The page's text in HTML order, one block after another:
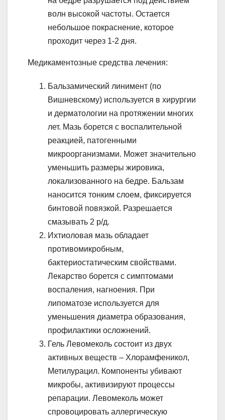
волн высокой частоты. Остается
небольшое покраснение, которое
проходит через 1-2 дня.
Медикаментозные средства лечения:
Бальзамический линимент (по
Вишневскому) используется в хирургии
и дерматологии на протяжении многих
лет. Мазь борется с воспалительной
реакцией, патогенными
микроорганизмами. Может значительно
уменьшить размеры жировика,
локализованного на бедре. Бальзам
наносится тонким слоем, фиксируется
бинтовой повязкой. Разрешается
смазывать 2 р/д.
Ихтиоловая мазь обладает
противомикробным,
бактериостатическим свойствами.
Лекарство борется с симптомами
воспаления, нагноения. При
липоматозе используется для
уменьшения диаметра образования,
профилактики осложнений.
Гель Левомеколь состоит из двух
активных веществ – Хлорамфеникол,
Метилурацил. Компоненты убивают
микробы, активизируют процессы
репарации. Левомеколь может
спровоцировать аллергическую